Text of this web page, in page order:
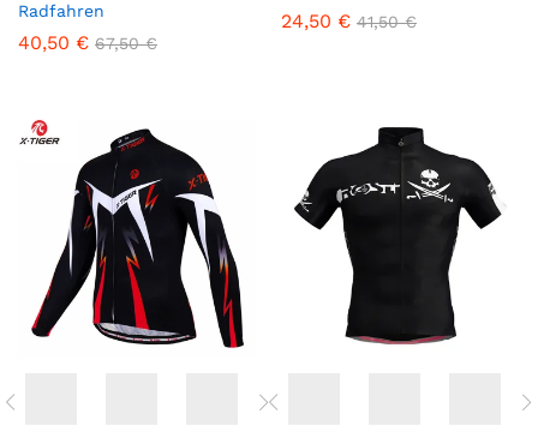
Radfahren
40,50 € 67,50€
24,50 € 41,50€